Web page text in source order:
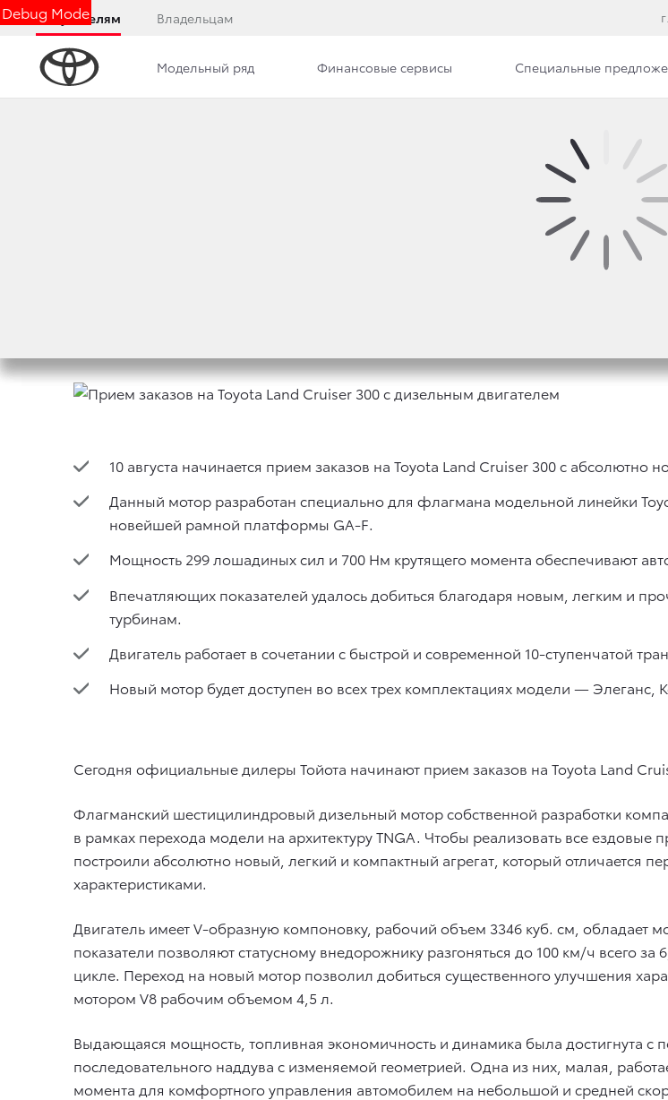
Debug Mode
Покупателям Владельцам
Модельный ряд Финансовые сервисы Специальные
ПРИЕМ ЗАКАЗОВ НА TOYOTA
C ДИЗЕЛЬНЫМ ДВИГАТЕЛЕМ
10 августа начинается прием заказов на Toyota Land Cruiser 300 с абсолютно
Данный мотор разработан специально для флагмана модельной линейки
новейшей рамной платформы GA-F.
Мощность 299 лошадиных сил и 700 Нм крутящего момента обеспечивают
Впечатляющих показателей удалось добиться благодаря новым, легким и
турбинам.
Двигатель работает в сочетании с быстрой и современной 10-ступенчатой
Новый мотор будет доступен во всех трех комплектациях модели — Элеганс,
Сегодня официальные дилеры Тойота начинают прием заказов на Toyota Land
Флагманский шестицилиндровый дизельный мотор собственной разработки
в рамках перехода модели на архитектуру TNGA. Чтобы реализовать все
построили абсолютно новый, легкий и компактный агрегат, который
характеристиками.
Двигатель имеет V-образную компоновку, рабочий объем 3346 куб. см,
показатели позволяют статусному внедорожнику разгоняться до 100 км/ч всего
цикле. Переход на новый мотор позволил добиться существенного улучшения
мотором V8 рабочим объемом 4,5 л.
Выдающаяся мощность, топливная экономичность и динамика была достигнута
последовательного наддува с изменяемой геометрией. Одна из них, малая,
момента для комфортного управления автомобилем на небольшой и средней